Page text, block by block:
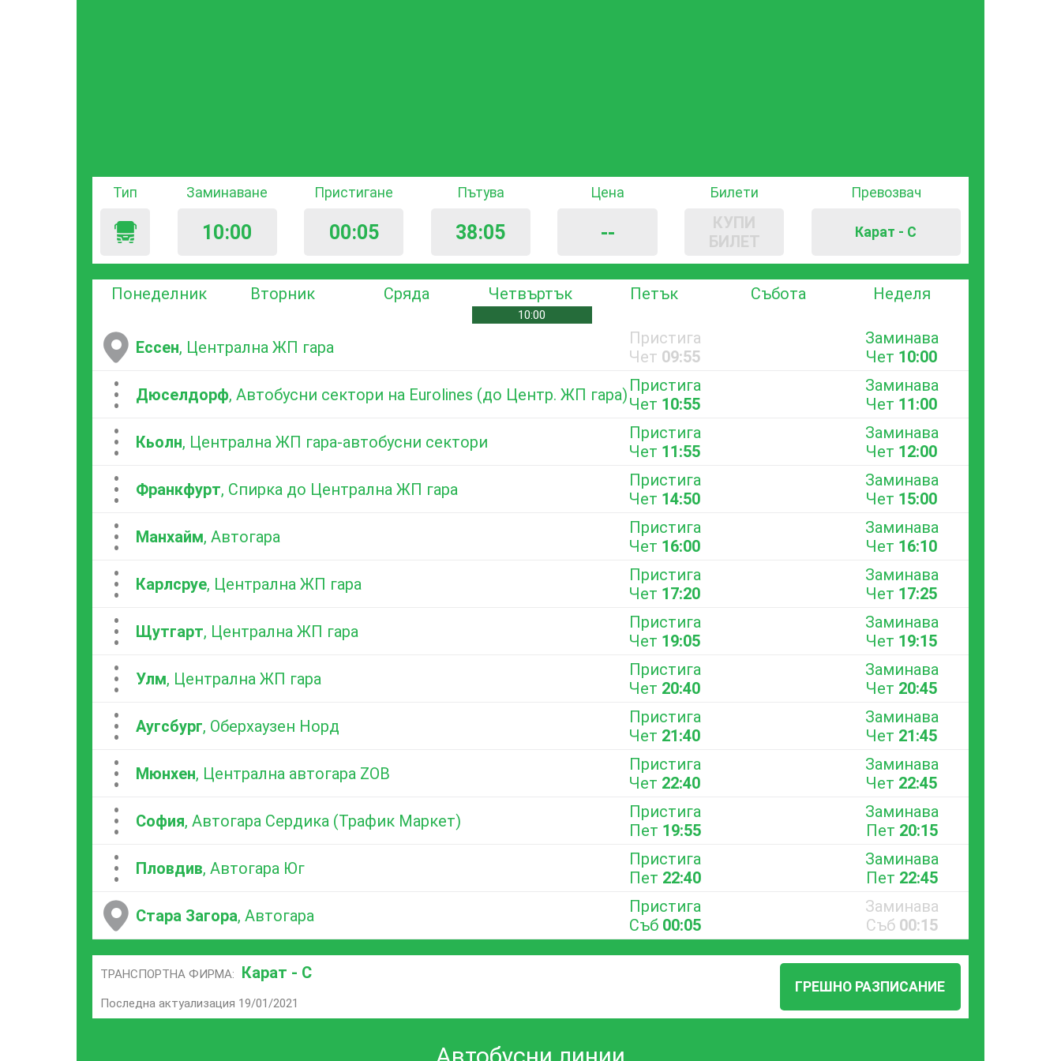
Тип Заминаване
10:00
Пристигане
00:05
Пътува
38:05
Цена
--
Билети
КУПИ
БИЛЕТ
Превозвач
Карат - С
Понеделник Вторник Сряда Четвъртък
10:00
Петък Събота Неделя
Ессен, Централна ЖП гара
Пристига
Чет 09:55
Заминава
Чет 10:00
...Дюселдорф, Автобусни сектори на Eurolines (до Центр. ЖП гара) Пристига
Чет 10:55
Заминава
Чет 11:00
...Кьолн, Централна ЖП гара-автобусни сектори
Пристига
Чет 11:55
Заминава
Чет 12:00
...Франкфурт, Спирка до Централна ЖП гара
Пристига
Чет 14:50
Заминава
Чет 15:00
...Манхайм, Автогара
Пристига
Чет 16:00
Заминава
Чет 16:10
...Карлсруе, Централна ЖП гара
Пристига
Чет 17:20
Заминава
Чет 17:25
...Щутгарт, Централна ЖП гара
Пристига
Чет 19:05
Заминава
Чет 19:15
...Улм, Централна ЖП гара
Пристига
Чет 20:40
Заминава
Чет 20:45
...Аугсбург, Оберхаузен Норд
Пристига
Чет 21:40
Заминава
Чет 21:45
...Мюнхен, Централна автогара ZOB
Пристига
Чет 22:40
Заминава
Чет 22:45
...София, Автогара Сердика (Трафик Маркет)
Пристига
Пет 19:55
Заминава
Пет 20:15
...Пловдив, Автогара Юг
Пристига
Пет 22:40
Заминава
Пет 22:45
Стара Загора, Автогара
Пристига
Съб 00:05
Заминава
Съб 00:15
ТРАНСПОРТНА ФИРМА: Карат - С
Последна актуализация 19/01/2021
ГРЕШНО РАЗПИСАНИЕ